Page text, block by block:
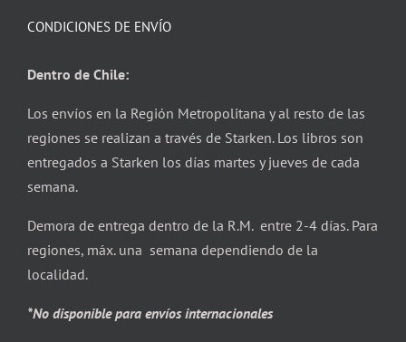
CONDICIONES DE ENVÍO
Dentro de Chile:
Los envíos en la Región Metropolitana y al resto de las
regiones se realizan a través de Starken. Los libros son
entregados a Starken los días martes y jueves de cada
semana.
Demora de entrega dentro de la R.M. entre 2-4 días. Para
regiones, máx. una semana dependiendo de la
localidad.
*No disponible para envíos internacionales